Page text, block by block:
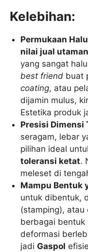
Kelebihan:
Permukaan
nilai jual
yang sangat
best friend buat
coating, atau
dijamin mulus,
Estetika produk
Presisi Dimensi
seragam, lebar
pilihan ideal
toleransi ketat.
meleset di
Mampu Bentuk
untuk dibentuk,
(stamping), atau
berbagai bentuk
deformasi
jadi Gaspol